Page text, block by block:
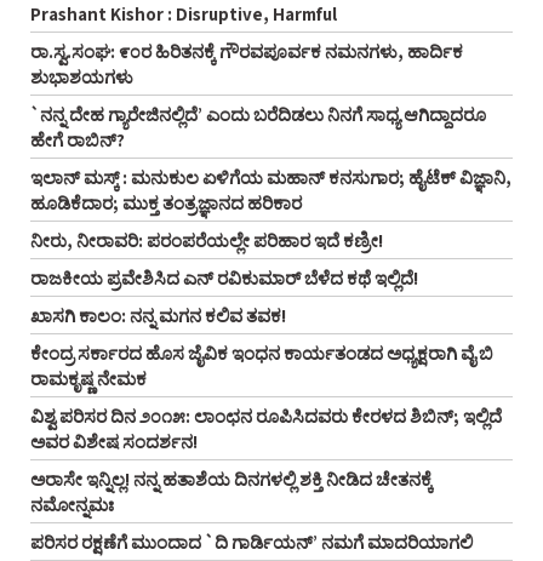
Prashant Kishor : Disruptive, Harmful
ರಾ.ಸ್ವ.ಸಂಘ: ೯೦ರ ಹಿರಿತನಕ್ಕೆ ಗೌರವಪೂರ್ವಕ ನಮನಗಳು, ಹಾರ್ದಿಕ
ಶುಭಾಶಯಗಳು
`ನನ್ನ ದೇಹ ಗ್ಯಾರೇಜಿನಲ್ಲಿದೆ’ ಎಂದು ಬರೆದಿಡಲು ನಿನಗೆ ಸಾಧ್ಯ ಆಗಿದ್ದಾದರೂ
ಹೇಗೆ ರಾಬಿನ್‌?
ಇಲಾನ್ ಮಸ್ಕ್ : ಮನುಕುಲ ಏಳಿಗೆಯ ಮಹಾನ್ ಕನಸುಗಾರ; ಹೈಟೆಕ್ ವಿಜ್ಞಾನಿ,
ಹೂಡಿಕೆದಾರ; ಮುಕ್ತ ತಂತ್ರಜ್ಞಾನದ ಹರಿಕಾರ
ನೀರು, ನೀರಾವರಿ: ಪರಂಪರೆಯಲ್ಲೇ ಪರಿಹಾರ ಇದೆ ಕಣ್ರೀ!
ರಾಜಕೀಯ ಪ್ರವೇಶಿಸಿದ ಎನ್‌ ರವಿಕುಮಾರ್‌ ಬೆಳೆದ ಕಥೆ ಇಲ್ಲಿದೆ!
ಖಾಸಗಿ ಕಾಲಂ: ನನ್ನ ಮಗನ ಕಲಿವ ತವಕ!
ಕೇಂದ್ರ ಸರ್ಕಾರದ ಹೊಸ ಜೈವಿಕ ಇಂಧನ ಕಾರ್ಯತಂಡದ ಅಧ್ಯಕ್ಷರಾಗಿ ವೈ ಬಿ
ರಾಮಕೃಷ್ಣ ನೇಮಕ
ವಿಶ್ವ ಪರಿಸರ ದಿನ ೨೦೧೫: ಲಾಂಛನ ರೂಪಿಸಿದವರು ಕೇರಳದ ಶಿಬಿನ್‌; ಇಲ್ಲಿದೆ
ಅವರ ವಿಶೇಷ ಸಂದರ್ಶನ!
ಅರಾಸೇ ಇನ್ನಿಲ್ಲ! ನನ್ನ ಹತಾಶೆಯ ದಿನಗಳಲ್ಲಿ ಶಕ್ತಿ ನೀಡಿದ ಚೇತನಕ್ಕೆ
ನಮೋನ್ನಮಃ
ಪರಿಸರ ರಕ್ಷಣೆಗೆ ಮುಂದಾದ `ದಿ ಗಾರ್ಡಿಯನ್‌’ ನಮಗೆ ಮಾದರಿಯಾಗಲಿ